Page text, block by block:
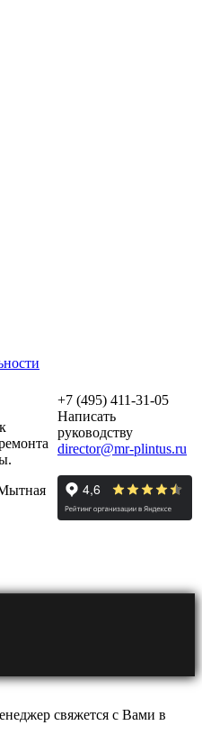
+7 (495) 411-31-05
Написать
руководству
director@mr-plintus.ru
свяжется с Вами в